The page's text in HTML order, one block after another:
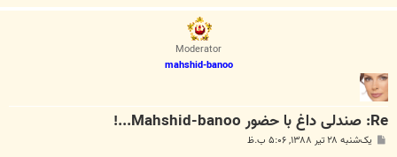
Moderator
mahshid-banoo
Re: صندلی داغ با حضور Mahshid-banoo...!
یک‌شنبه ۲۸ تیر ۱۳۸۸, ۵:۰۶ ب.ظ